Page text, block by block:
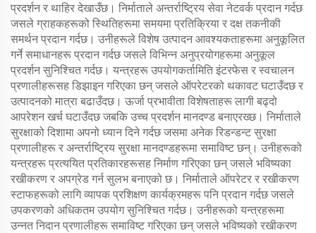
प्रदर्शन र थाहिर देखाउँछ। निर्माताले अन्तर्राष्ट्रिय सेवा नेटवर्क प्रदान गर्दछ
जसले ग्राहकहरूको स्थितिहरूमा समयमा प्रतिक्रिया र दक्ष तकनीकी
समर्थन प्रदान गर्दछ। उनीहरूले विशेष उत्पादन आवश्यकताहरूमा अनुकूलित
गर्ने समाधानहरू प्रदान गर्दछ जसले विभिन्न अनुप्रयोगहरूमा अनुकूल
प्रदर्शन सुनिश्चित गर्दछ। यन्त्रहरू उपयोगकर्तामिति इंटरफेस र स्वचालन
प्रणालीहरूसह डिझाइन गरिएका छन् जसले ऑपरेटरको थकावट घटाउँदछ र
उत्पादनको मात्रा बढाउँदछ। ऊर्जा प्रभावीता विशेषताहरू लागी बढ्दो
आपरेशन खर्च घटाउँदछ जबकि उच्च प्रदर्शन मानदण्ड बनाएरख्छ। निर्माताले
सुरक्षाको दिशामा अपनो ध्यान दिने गर्दछ जसमा अनेक रिडन्डन्ट सुरक्षा
प्रणालीहरू र अन्तर्राष्ट्रिय सुरक्षा मानदण्डहरूमा समाविष्ट छन्। उनीहरूको
यन्त्रहरू प्रत्ययित प्रतिकारहरूसह निर्माण गरिएका छन् जसले भविष्यका
रखीकरण र अपग्रेड गर्न सुलभ बनाएको छ। निर्माताले ऑपरेटर र रखीकरण
स्टाफहरूको लागि व्यापक प्रशिक्षण कार्यक्रमहरू पनि प्रदान गर्दछ जसले
उपकरणको अधिकतम उपयोग सुनिश्चित गर्दछ। उनीहरूको यन्त्रहरूमा
उन्नत निदान प्रणालीहरू समाविष्ट गरिएका छन् जसले भविष्यको रखीकरण